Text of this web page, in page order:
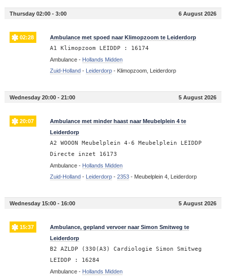
Thursday 02:00 - 3:00 6 August 2026
02:28 Ambulance met spoed naar Klimopzoom te Leiderdorp
A1 Klimopzoom LEIDDP : 16174
Ambulance - Hollands Midden
Zuid-Holland- Leiderdorp- Klimopzoom, Leiderdorp
Wednesday 20:00 - 21:00 5 August 2026
20:07
Ambulance met minder haast naar Meubelplein 4 te
Leiderdorp
A2 WOOON Meubelplein 4-6 Meubelplein LEIDDP
Directe inzet 16173
Ambulance - Hollands Midden
Zuid-Holland- Leiderdorp- 2353- Meubelplein 4, Leiderdorp
Wednesday 15:00 - 16:00 5 August 2026
15:37
Ambulance, gepland vervoer naar Simon Smitweg te
Leiderdorp
B2 AZLDP (330(A3) Cardiologie Simon Smitweg
LEIDDP : 16284
Ambulance - Hollands Midden